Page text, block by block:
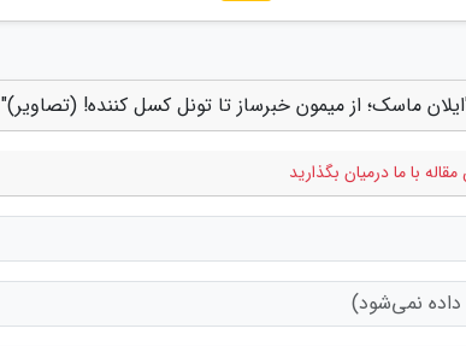
ماسک؛ از میمون خبرساز تا تونل کسل کننده! (تصاویر)"
با ما درمیان بگذارید